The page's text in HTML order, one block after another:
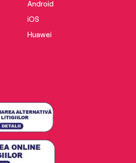
Android
iOS
Huawei